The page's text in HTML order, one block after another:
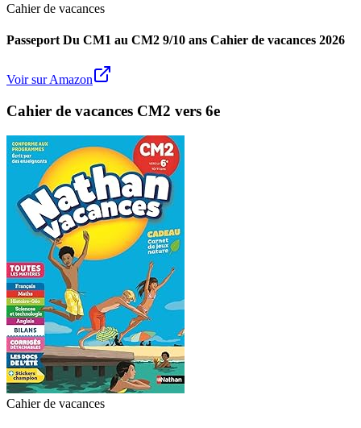
Cahier de vacances
Passeport Du CM1 au CM2 9/10 ans Cahier de vacances 2026
Voir sur Amazon
Cahier de vacances CM2 vers 6e
Cahier de vacances